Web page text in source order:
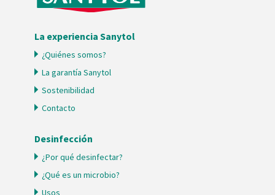
La experiencia Sanytol
¿Quiénes somos?
La garantía Sanytol
Sostenibilidad
Contacto
Desinfección
¿Por qué desinfectar?
¿Qué es un microbio?
Usos